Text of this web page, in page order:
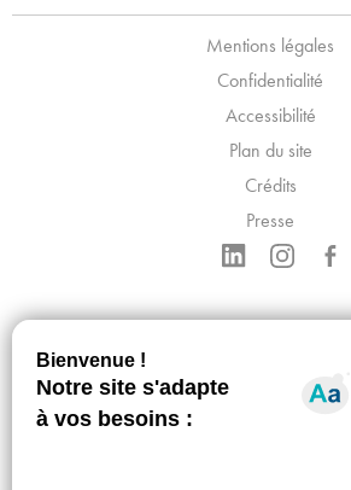
Mentions légales
Confidentialité
Accessibilité
Plan du site
Crédits
Presse